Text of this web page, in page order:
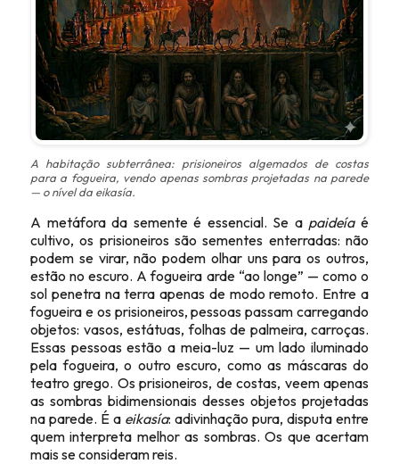
A habitação subterrânea: prisioneiros algemados de costas
para a fogueira, vendo apenas sombras projetadas na parede
— o nível da eikasía.
A metáfora da semente é essencial. Se a paideíaé
cultivo, os prisioneiros são sementes enterradas: não
podem se virar, não podem olhar uns para os outros,
estão no escuro. A fogueira arde “ao longe” — como o
sol penetra na terra apenas de modo remoto. Entre a
fogueira e os prisioneiros, pessoas passam carregando
objetos: vasos, estátuas, folhas de palmeira, carroças.
Essas pessoas estão a meia-luz — um lado iluminado
pela fogueira, o outro escuro, como as máscaras do
teatro grego. Os prisioneiros, de costas, veem apenas
as sombras bidimensionais desses objetos projetadas
na parede. É a eikasía: adivinhação pura, disputa entre
quem interpreta melhor as sombras. Os que acertam
mais se consideram reis.